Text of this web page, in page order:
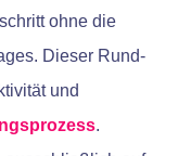
ohne die
Dieser Rund-
und
.